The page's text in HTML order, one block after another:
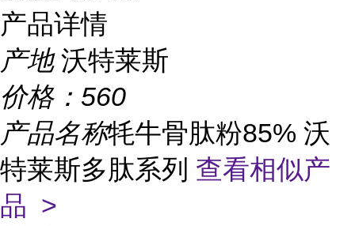
产品详情
产地 沃特莱斯
价格： 560
产品名称牦牛骨肽粉85% 沃
特莱斯多肽系列 查看相似产
品 >